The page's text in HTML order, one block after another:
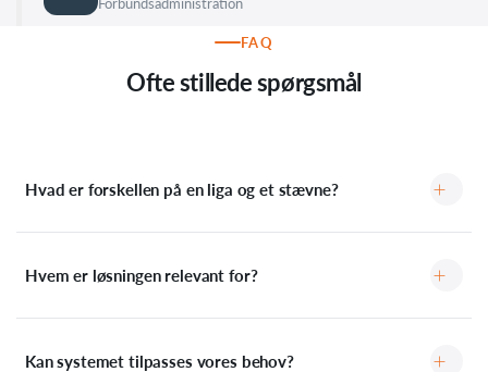
FAQ
Ofte stillede spørgsmål
Hvad er forskellen på en liga og et stævne?
Hvem er løsningen relevant for?
Kan systemet tilpasses vores behov?